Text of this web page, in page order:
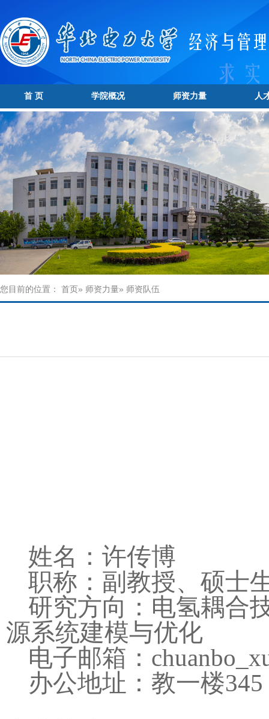
首 页 学院概况 师资力量 人
您目前的位置： 首页» 师资力量» 师资队伍
姓名：许传博
职称：副教授、硕士
研究方向：电氢耦合
源系统建模与优化
电子邮箱： chuan
办公地址：教一楼345